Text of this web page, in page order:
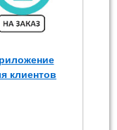
клиентов